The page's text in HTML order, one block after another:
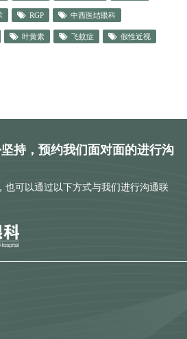
RGP 中西医结眼科
叶黄素 飞蚊症 假性近视
持，预约我们面对面的进行沟
也可以通过以下方式与我们进行沟通联